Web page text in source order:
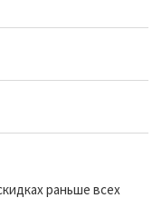
раньше всех